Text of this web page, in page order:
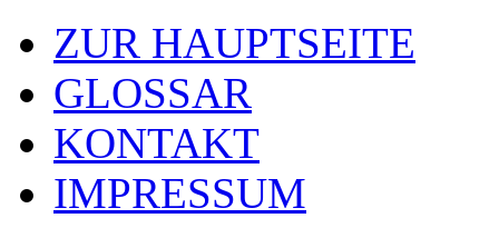
ZUR HAUPTSEITE
GLOSSAR
KONTAKT
IMPRESSUM